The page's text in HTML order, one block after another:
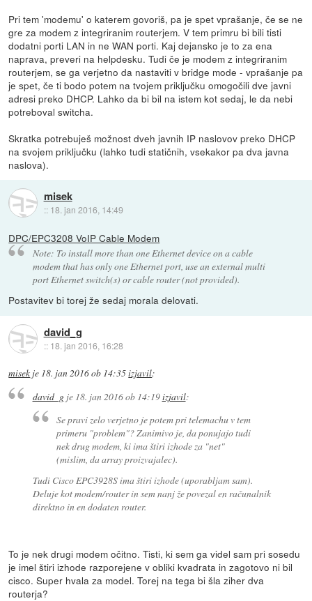
Pri tem 'modemu' o katerem govoriš, pa je spet vprašanje, če se ne
gre za modem z integriranim routerjem. V tem primru bi bili tisti
dodatni porti LAN in ne WAN porti. Kaj dejansko je to za ena
naprava, preveri na helpdesku. Tudi če je modem z integriranim
routerjem, se ga verjetno da nastaviti v bridge mode - vprašanje pa
je spet, če ti bodo potem na tvojem priključku omogočili dve javni
adresi preko DHCP. Lahko da bi bil na istem kot sedaj, le da nebi
potreboval switcha.
Skratka potrebuješ možnost dveh javnih IP naslovov preko DHCP
na svojem priključku (lahko tudi statičnih, vsekakor pa dva javna
naslova).
misek
:: 18. jan 2016, 14:49
DPC/EPC3208 VoIP Cable Modem
Note: To install more than one Ethernet device on a cable
modem that has only one Ethernet port, use an external multi
port Ethernet switch(s) or cable router (not provided).
Postavitev bi torej že sedaj morala delovati.
david_g
:: 18. jan 2016, 16:28
misek je 18. jan 2016 ob 14:35izjavil:
david_gje 18. jan 2016 ob 14:19izjavil:
Se pravi zelo verjetno je potem pri telemachu v tem
primeru "problem"? Zanimivo je, da ponujajo tudi
nek drug modem, ki ima štiri izhode za "net"
(mislim, da array proizvajalec).
Tudi Cisco EPC3928S ima štiri izhode (uporabljam sam).
Deluje kot modem/router in sem nanj že povezal en računalnik
direktno in en dodaten router.
To je nek drugi modem očitno. Tisti, ki sem ga videl sam pri sosedu
je imel štiri izhode razporejene v obliki kvadrata in zagotovo ni bil
cisco. Super hvala za model. Torej na tega bi šla ziher dva
routerja?